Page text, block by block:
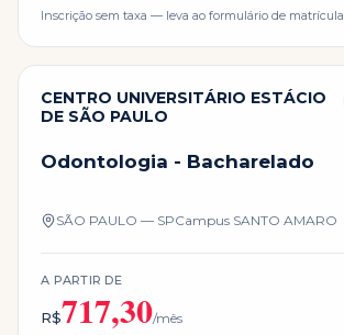
Inscrição sem taxa — leva ao formulário de matrícula
CENTRO UNIVERSITÁRIO ESTÁCIO
DE SÃO PAULO
Odontologia - Bacharelado
SÃO PAULO — SPCampus SANTO AMARO
A PARTIR DE
R$717,30/mês